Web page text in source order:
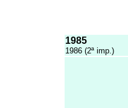
1985
1986 (2ª imp.)